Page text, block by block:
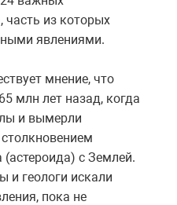
часть из которых
явлениями.
мнение, что
млн лет назад, когда
и вымерли
(астероида) с Землей.
и геологи искали
пока не